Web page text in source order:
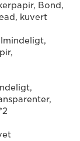
Bond,
kuvert